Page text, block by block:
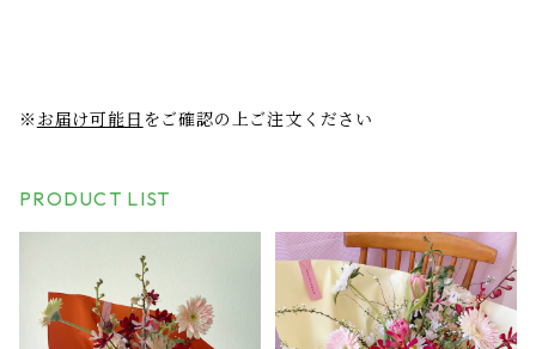
※ お届け可能日 をご確認の上ご注文ください
PRODUCT LIST